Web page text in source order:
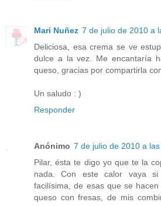
Mari Nuñez 7 de julio de 2010 a
Deliciosa, esa crema se ve
dulce a la vez. Me encantaría
queso, gracias por compartirla
Un saludo : )
Responder
Anónimo 7 de julio de 2010 a
Pilar, ésta te digo yo que te la
nada. Con este calor vaya si
facilísima, de esas que se
queso con fresas, de mis